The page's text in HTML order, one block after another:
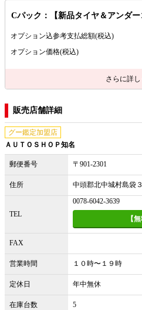
Cパック：【新品タイヤ＆アンダ
オプション込参考支払総額(税込)
オプション価格(税込)
さらに詳し
販売店舗詳細
グー鑑定加盟店
ＡＵＴＯＳＨＯＰ知名
郵便番号 〒901-2301
住所 中頭郡北中城村島袋
TEL
0078-6042-3639
【
FAX
営業時間 １０時〜１９時
定休日 年中無休
在庫台数 5